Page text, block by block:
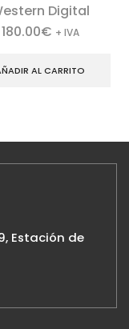
Digital
180.00€ + IVA
AL CARRITO
Estación de